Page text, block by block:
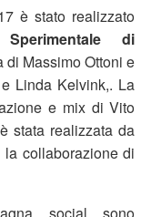
è stato realizzato
di
di Massimo Ottoni e
Linda Kelvink,. La
e mix di Vito
stata realizzata da
collaborazione di